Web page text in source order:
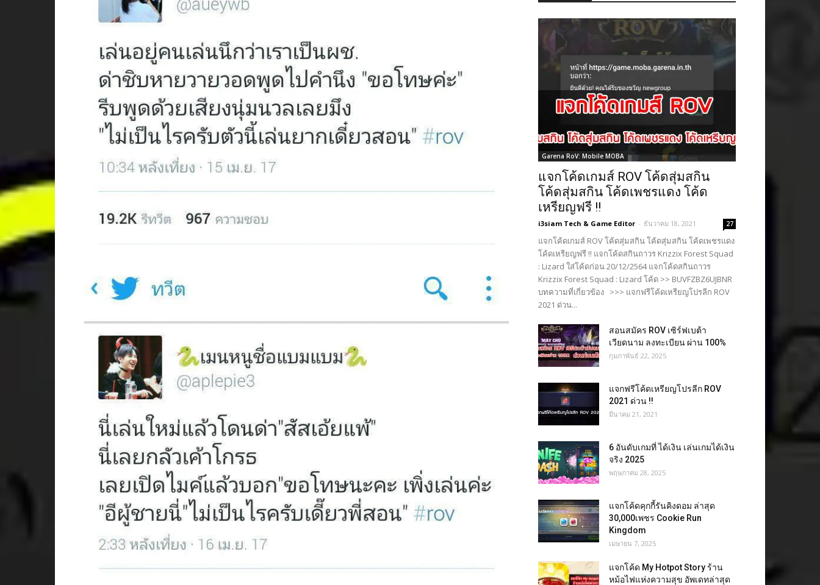
Garena RoV: Mobile MOBA
แจกโค้ดเกมส์ ROV โค้ดสุ่มสกิน
โค้ดสุ่มสกิน โค้ดเพชรแดง โค้ด
เหรียญฟรี !!
i3siam Tech & Game Editor - ธันวาคม 18, 2021 27
แจกโค้ดเกมส์ ROV โค้ดสุ่มสกิน โค้ดสุ่มสกิน โค้ดเพชรแดง
โค้ดเหรียญฟรี !! แจกโค้ดสกินถาวร Krizzix Forest Squad
: Lizard ใส่โค้ดก่อน 20/12/2564 แจกโค้ดสกินถาวร
Krizzix Forest Squad : Lizard โค้ด >> BUVFZBZ6UJBNR
บทความที่เกี่ยวข้อง >>> แจกฟรีโค้ดเหรียญโปรลีก ROV
2021 ด่วน...
สอนสมัคร ROV เซิร์ฟเบต้า
เวียดนาม ลงทะเบียน ผ่าน 100%
กุมภาพันธ์ 22, 2025
แจกฟรีโค้ดเหรียญโปรลีก ROV
2021 ด่วน !!
มีนาคม 21, 2021
6 อันดับเกมที่ ได้เงิน เล่นเกมได้เงิน
จริง 2025
พฤษภาคม 28, 2025
แจกโค้ดคุกกี้รันคิงดอม ล่าสุด
30,000เพชร Cookie Run
Kingdom
เมษายน 7, 2025
แจกโค้ด My Hotpot Story ร้าน
หม้อไฟแห่งความสุข อัพเดทล่าสุด